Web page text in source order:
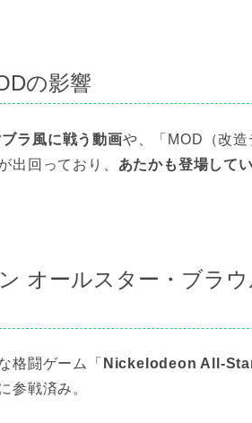
の影響
ラ風に戦う動画や、「MOD（改造
出回っており、 あたかも登場して
オールスター・ブラウ
格闘ゲーム「 Nickelodeon All-
参戦済み。